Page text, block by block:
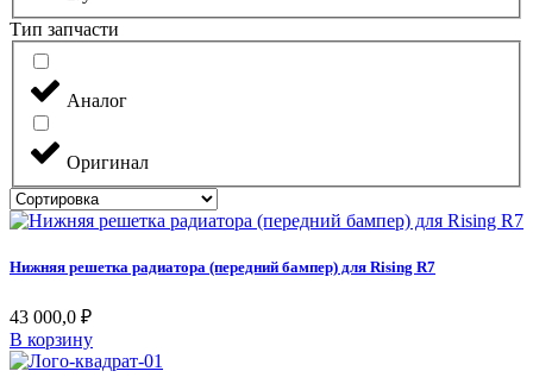
Тип запчасти
Аналог
Оригинал
Нижняя решетка радиатора (передний бампер) для Rising R7
43 000,0 ₽
В корзину